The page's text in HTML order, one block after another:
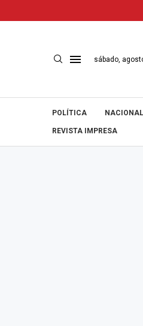
sábado,
POLÍTICA NACIONAL
REVISTA IMPRESA